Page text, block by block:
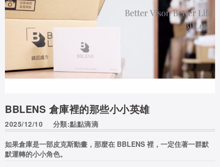
BBLENS 倉庫裡的那些小小英雄
2025/12/10 分類:點點滴滴
如果倉庫是一部皮克斯動畫，那麼在 BBLENS 裡，一定住著一群默
默運轉的小小角色。